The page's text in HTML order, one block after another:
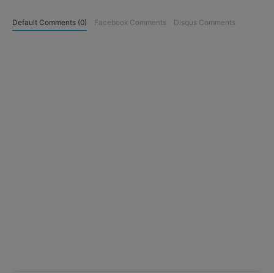
Default Comments (0) Facebook Comments Disqus Comments